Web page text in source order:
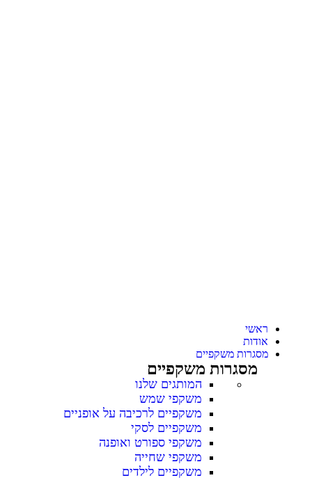
ראשי
אודות
מסגרות משקפיים
מסגרות משקפיים
המותגים שלנו
משקפי שמש
משקפיים לרכיבה על אופניים
משקפיים לסקי
משקפי ספורט ואופנה
משקפי שחייה
משקפיים לילדים